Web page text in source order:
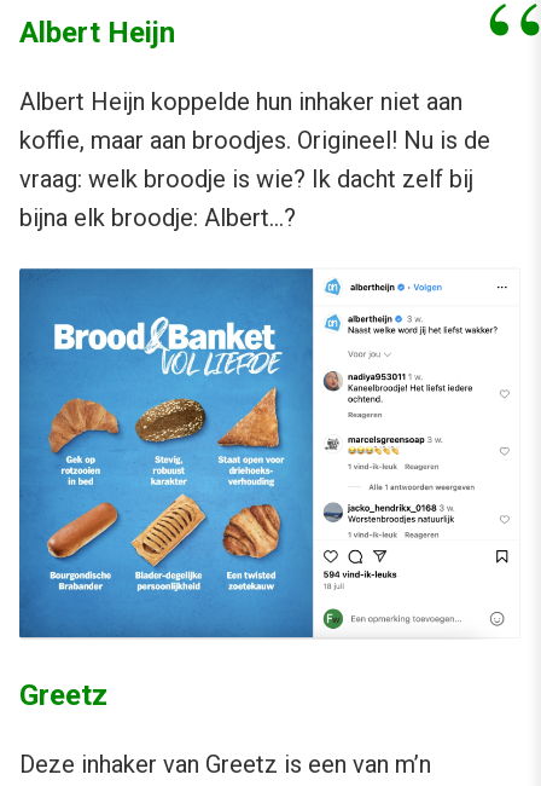
Albert Heijn
Albert Heijn koppelde hun inhaker niet aan
koffie, maar aan broodjes. Origineel! Nu is de
vraag: welk broodje is wie? Ik dacht zelf bij
bijna elk broodje: Albert…?
Greetz
Deze inhaker van Greetz is een van m’n